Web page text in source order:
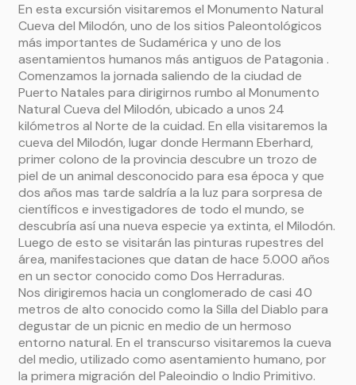
En esta excursión visitaremos el Monumento Natural
Cueva del Milodón, uno de los sitios Paleontológicos
más importantes de Sudamérica y uno de los
asentamientos humanos más antiguos de Patagonia .
Comenzamos la jornada saliendo de la ciudad de
Puerto Natales para dirigirnos rumbo al Monumento
Natural Cueva del Milodón, ubicado a unos 24
kilómetros al Norte de la cuidad. En ella visitaremos la
cueva del Milodón, lugar donde Hermann Eberhard,
primer colono de la provincia descubre un trozo de
piel de un animal desconocido para esa época y que
dos años mas tarde saldría a la luz para sorpresa de
científicos e investigadores de todo el mundo, se
descubría así una nueva especie ya extinta, el Milodón.
Luego de esto se visitarán las pinturas rupestres del
área, manifestaciones que datan de hace 5.000 años
en un sector conocido como Dos Herraduras.
Nos dirigiremos hacia un conglomerado de casi 40
metros de alto conocido como la Silla del Diablo para
degustar de un picnic en medio de un hermoso
entorno natural. En el transcurso visitaremos la cueva
del medio, utilizado como asentamiento humano, por
la primera migración del Paleoindio o Indio Primitivo.